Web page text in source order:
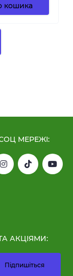
кошика
МЕРЕЖІ:
АКЦІЯМИ:
Підпишіться